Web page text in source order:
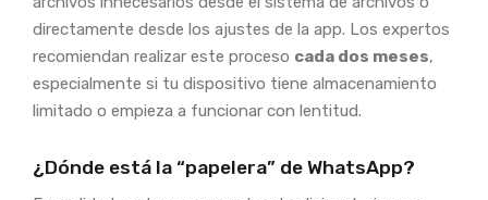
directamente desde los ajustes de la app. Los expertos
recomiendan realizar este proceso cada dos meses,
especialmente si tu dispositivo tiene almacenamiento
limitado o empieza a funcionar con lentitud.
¿Dónde está la “papelera” de WhatsApp?